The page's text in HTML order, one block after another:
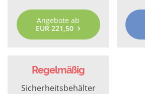
Angebote ab
EUR 221,50
Regelmäßig
Sicherheitsbehälter